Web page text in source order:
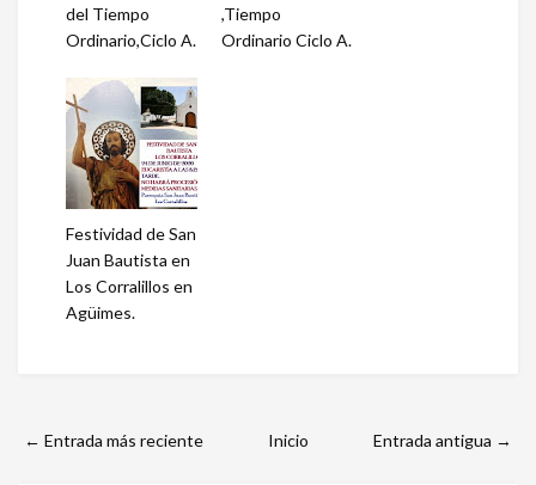
del Tiempo
Ordinario,Ciclo A.
,Tiempo
Ordinario Ciclo A.
Festividad de San
Juan Bautista en
Los Corralillos en
Agüimes.
← Entrada más reciente Entrada antigua →
Inicio